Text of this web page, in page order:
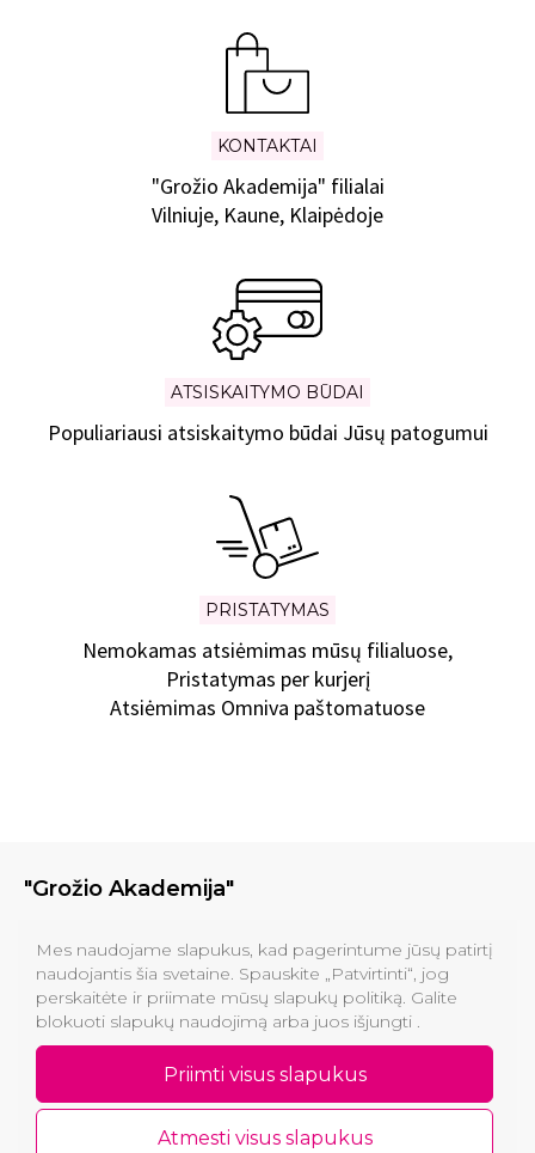
KONTAKTAI
"Grožio Akademija" filialai
Vilniuje, Kaune, Klaipėdoje
ATSISKAITYMO BŪDAI
Populiariausi atsiskaitymo būdai Jūsų patogumui
PRISTATYMAS
Nemokamas atsiėmimas mūsų filialuose,
Pristatymas per kurjerį
Atsiėmimas Omniva paštomatuose
"Grožio Akademija"
Klinikos
Informacija pirkėjams
Mes naudojame slapukus, kad pagerintume jūsų patirtį
naudojantis šia svetaine. Spauskite „Patvirtinti“, jog
perskaitėte ir priimate mūsų slapukų politiką. Galite
blokuoti slapukų naudojimą arba juos išjungti .
Priimti visus slapukus
Atmesti visus slapukus